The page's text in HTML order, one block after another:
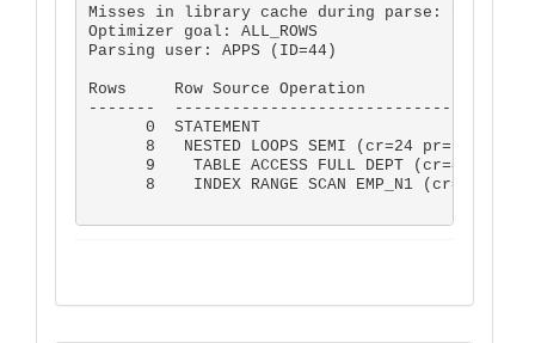
Misses in library cache during parse: 1
Optimizer goal: ALL_ROWS
Parsing user: APPS (ID=44)
Rows     Row Source Operation
-------
      0  STATEMENT
8   NESTED LOOPS SEMI (cr=24 pr=7 pw=0
9    TABLE ACCESS FULL DEPT (cr=4 pr=0
8    INDEX RANGE SCAN EMP_N1 (cr=20